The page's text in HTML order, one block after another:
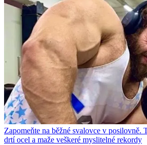
Zapomeňte na běžné svalovce v posilovně.
drtí ocel a maže veškeré myslitelné rekordy